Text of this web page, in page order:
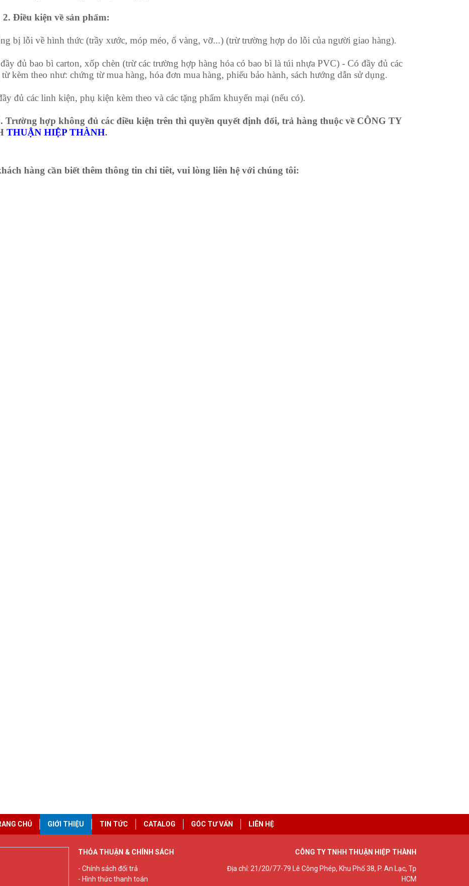
kiện về sản phẩm:
bị lỗi về hình thức (trầy xước, móp méo, ố vàng, vỡ...) (trừ trường hợp do lỗi của người giao hàng).
đủ bao bì carton, xốp chèn (trừ các trường hợp hàng hóa có bao bì là túi nhựa PVC) - Có đầy đủ các
kèm theo như: chứng từ mua hàng, hóa đơn mua hàng, phiếu bảo hành, sách hướng dẫn sử dụng.
đủ các linh kiện, phụ kiện kèm theo và các tặng phẩm khuyến mại (nếu có).
hợp không đủ các điều kiện trên thì quyền quyết định đổi, trả hàng thuộc về CÔNG TY
THUẬN HIỆP THÀNH.
hàng cần biết thêm thông tin chi tiêt, vui lòng liên hệ với chúng tôi:
CHỦ GIỚI THIỆU TIN TỨC CATALOG GÓC TƯ VẤN LIÊN HỆ
THỎA THUẬN & CHÍNH SÁCH
- Chính sách đổi trả
- Hình thức thanh toán
CÔNG TY TNHH THUẬN HIỆP THÀNH
Địa chỉ: 21/20/77-79 Lê Công Phép, Khu Phố 38, P. An Lạc, Tp
HCM